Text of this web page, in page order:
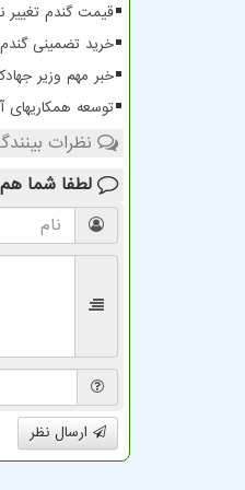
قیمت گندم تغییر
خرید تضمینی گندم از ۷ و پنج دهم میلیون
خبر مهم وزیر
توسعه همکاریهای
نظرات
لطفا شما هم
ارسال نظر